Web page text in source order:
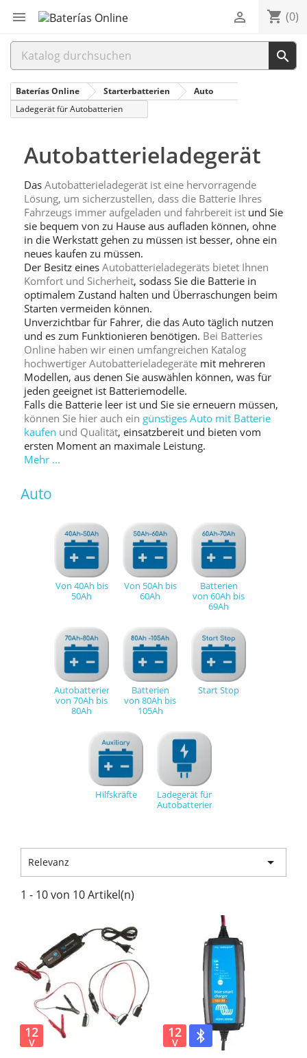
 shopping_cart (0)


Baterías Online Starterbatterien
Auto
Ladegerät für Autobatterien
Autobatterieladegerät
Das Autobatterieladegerät ist eine hervorragende
Lösung, um sicherzustellen, dass die Batterie Ihres
Fahrzeugs immer aufgeladen und fahrbereit ist und Sie
sie bequem von zu Hause aus aufladen können, ohne
in die Werkstatt gehen zu müssen ist besser, ohne ein
neues kaufen zu müssen.
Der Besitz eines Autobatterieladegeräts bietet Ihnen
Komfort und Sicherheit, sodass Sie die Batterie in
optimalem Zustand halten und Überraschungen beim
Starten vermeiden können.
Unverzichtbar für Fahrer, die das Auto täglich nutzen
und es zum Funktionieren benötigen. Bei Batteries
Online haben wir einen umfangreichen Katalog
hochwertiger Autobatterieladegeräte mit mehreren
Modellen, aus denen Sie auswählen können, was für
jeden geeignet ist Batteriemodelle.
Falls die Batterie leer ist und Sie sie erneuern müssen,
können Sie hier auch ein günstiges Auto mit Batterie
kaufen und Qualität, einsatzbereit und bieten vom
ersten Moment an maximale Leistung.
Mehr ...
Auto
Von 40Ah bis
50Ah
Von 50Ah bis
60Ah
Batterien
von 60Ah bis
69Ah
Autobatterien
von 70Ah bis
80Ah
Batterien
von 80Ah bis
105Ah
Start Stop
Hilfskräfte
Ladegerät für
Autobatterien
Relevanz 
1 - 10 von 10 Artikel(n)
12
V
12
V